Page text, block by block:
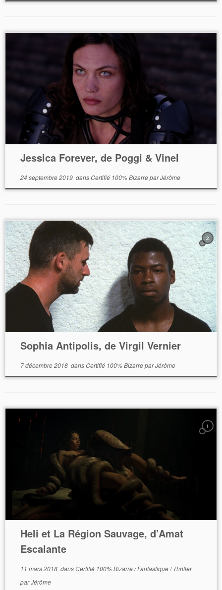
Jessica Forever, de Poggi & Vinel
24 septembre 2019dansCertifié 100% BizarreparJérôme
2
Sophia Antipolis, de Virgil Vernier
7 décembre 2018dansCertifié 100% BizarreparJérôme
1
Heli et La Région Sauvage, d’Amat
Escalante
11 mars 2018dansCertifié 100% Bizarre/Fantastique/Thriller
parJérôme